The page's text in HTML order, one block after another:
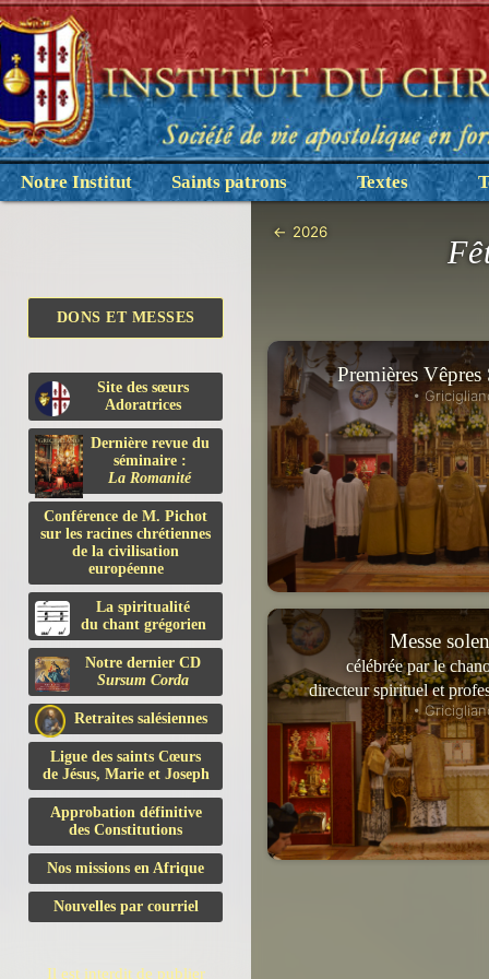
Notre Institut Saints patrons Textes
DONS ET MESSES
Site des sœurs
Adoratrices
Dernière revue du
séminaire :
La Romanité
Conférence de M. Pichot
sur les racines chrétiennes
de la civilisation
européenne
La spiritualité
du chant grégorien
Notre dernier CD
Sursum Corda
Retraites salésiennes
Ligue des saints Cœurs
de Jésus, Marie et Joseph
Approbation définitive
des Constitutions
Nos missions en Afrique
Nouvelles par courriel
Il est interdit de publier
← 2026
Premières Vêpres
•
Messe
célébrée par le
directeur spirituel et
•